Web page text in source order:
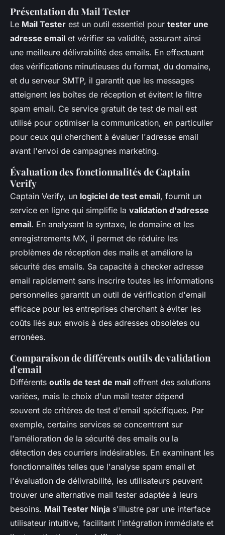
Présentation du Mail Tester
Le Mail Tester est un outil essentiel pour tester une
adresse email et vérifier sa validité, assurant ainsi
une meilleure délivrabilité des emails. En effectuant
des vérifications minutieuses du format, du domaine,
et du serveur SMTP, il garantit que les messages
atteignent les boîtes de réception et évitent le filtre
spam email. Ce service gratuit de test de mail est
utilisé pour optimiser la communication, en particulier
pour ceux qui cherchent à évaluer l'adresse email
avant l'envoi de campagnes marketing.
Évaluation des fonctionnalités de Captain
Verify
Captain Verify, un logiciel de test email, fournit un
service en ligne qui simplifie la validation d'adresse
email. En analysant la syntaxe, le domaine et les
enregistrements MX, il permet de réduire les
problèmes de réception des mails et améliore la
sécurité des emails. Sa capacité à checker adresse
email rapidement sans inscrire toutes les informations
personnelles garantit un outil de vérification d'email
efficace pour les entreprises cherchant à éviter les
coûts liés aux envois à des adresses obsolètes ou
erronées.
Comparaison de différents outils de validation
d'email
Différents outils de test de mail offrent des solutions
variées, mais le choix d'un mail tester dépend
souvent de critères de test d'email spécifiques. Par
exemple, certains services se concentrent sur
l'amélioration de la sécurité des emails ou la
détection des courriers indésirables. En examinant les
fonctionnalités telles que l'analyse spam email et
l'évaluation de délivrabilité, les utilisateurs peuvent
trouver une alternative mail tester adaptée à leurs
besoins. Mail Tester Ninja s'illustre par une interface
utilisateur intuitive, facilitant l'intégration immédiate et